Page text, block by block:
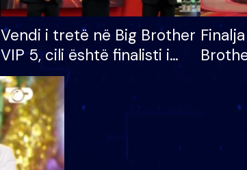
Vendi i tretë në Big Brother
VIP 5, cili është finalisti i
radhës që lë shtëpinë
dhe
të